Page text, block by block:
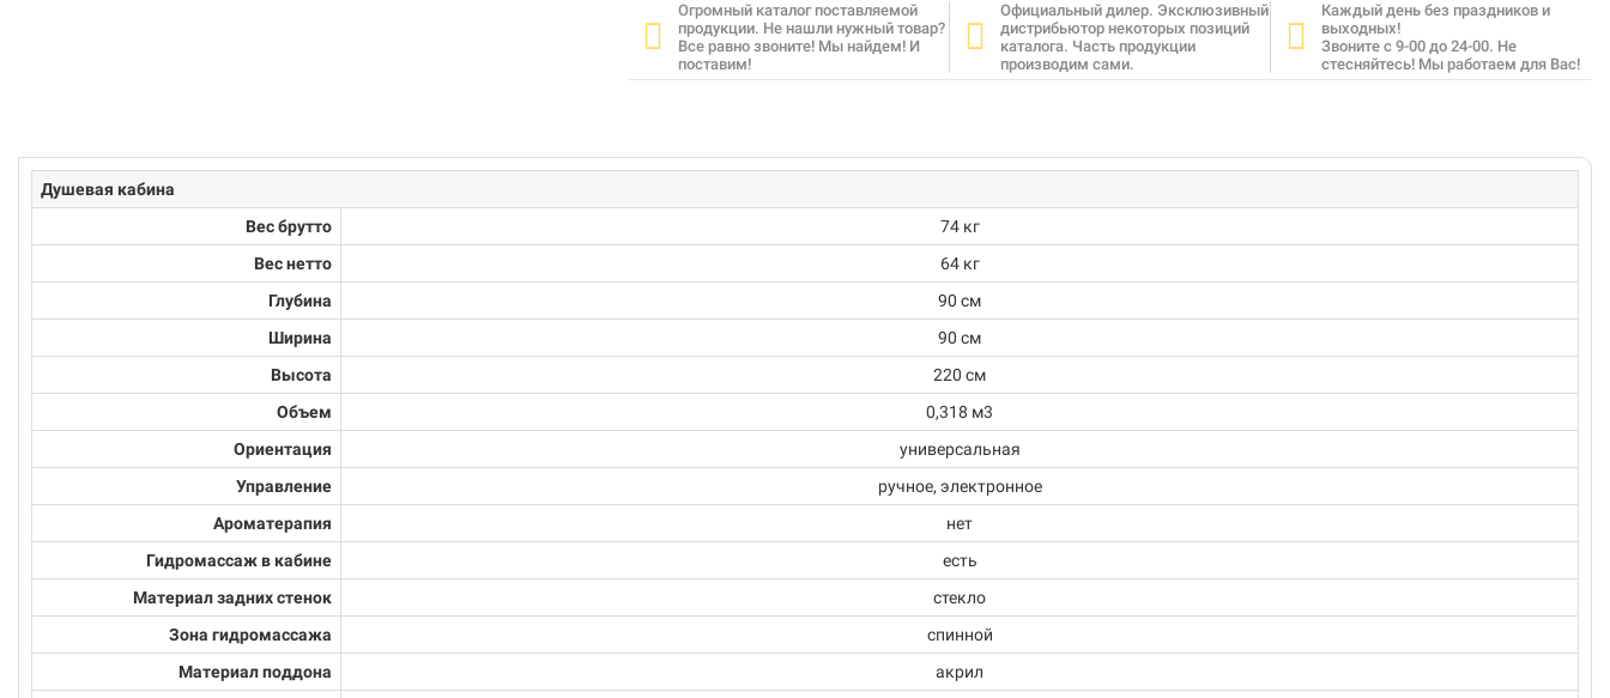
Огромный каталог поставляемой
продукции. Не нашли нужный товар?
Все равно звоните! Мы найдем! И
поставим!
Официальный дилер. Эксклюзивный
дистрибьютор некоторых позиций
каталога. Часть продукции
производим сами.
Каждый день без праздников и
выходных!
Звоните с 9-00 до 24-00. Не
стесняйтесь! Мы работаем для Вас!
Душевая кабина
Вес брутто
74 кг
Вес нетто
64 кг
Глубина
90 см
Ширина
90 см
Высота
220 см
Объем
0,318 м3
Ориентация
универсальная
Управление
ручное, электронное
Ароматерапия
нет
Гидромассаж в кабине
есть
Материал задних стенок
стекло
Зона гидромассажа
спинной
Материал поддона
акрил